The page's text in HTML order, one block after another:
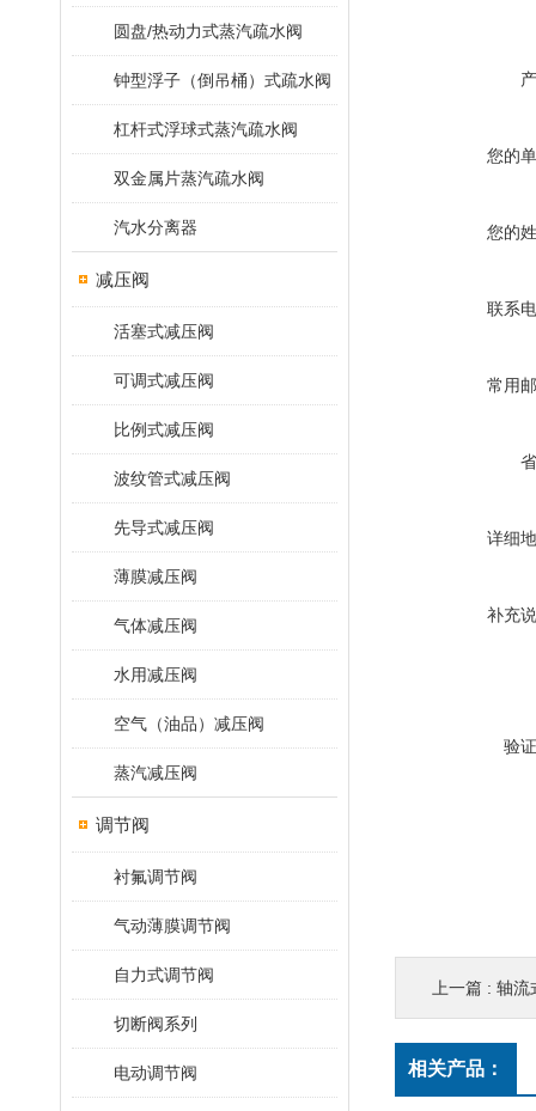
圆盘/热动力式蒸汽疏水阀
钟型浮子（倒吊桶）式疏水阀
杠杆式浮球式蒸汽疏水阀
双金属片蒸汽疏水阀
汽水分离器
减压阀
活塞式减压阀
可调式减压阀
比例式减压阀
波纹管式减压阀
先导式减压阀
薄膜减压阀
气体减压阀
水用减压阀
空气（油品）减压阀
蒸汽减压阀
调节阀
衬氟调节阀
气动薄膜调节阀
自力式调节阀
切断阀系列
电动调节阀
您的
您的
联系
常用
详细
补充
验
上一篇 : 轴流
相关产品：